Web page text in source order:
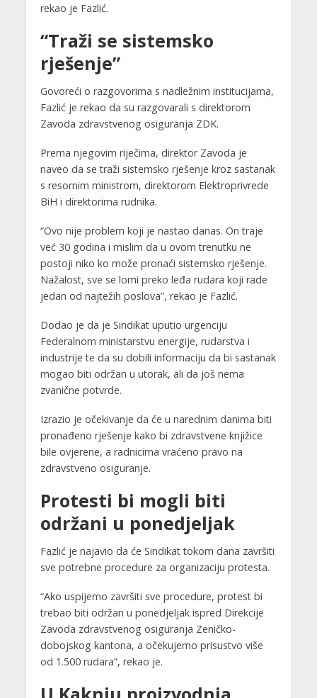
rekao je Fazlić.
“Traži se sistemsko
rješenje”
Govoreći o razgovorima s nadležnim institucijama,
Fazlić je rekao da su razgovarali s direktorom
Zavoda zdravstvenog osiguranja ZDK.
Prema njegovim riječima, direktor Zavoda je
naveo da se traži sistemsko rješenje kroz sastanak
s resornim ministrom, direktorom Elektroprivrede
BiH i direktorima rudnika.
“Ovo nije problem koji je nastao danas. On traje
već 30 godina i mislim da u ovom trenutku ne
postoji niko ko može pronaći sistemsko rješenje.
Nažalost, sve se lomi preko leđa rudara koji rade
jedan od najtežih poslova”, rekao je Fazlić.
Dodao je da je Sindikat uputio urgenciju
Federalnom ministarstvu energije, rudarstva i
industrije te da su dobili informaciju da bi sastanak
mogao biti održan u utorak, ali da još nema
zvanične potvrde.
Izrazio je očekivanje da će u narednim danima biti
pronađeno rješenje kako bi zdravstvene knjižice
bile ovjerene, a radnicima vraćeno pravo na
zdravstveno osiguranje.
Protesti bi mogli biti
održani u ponedjeljak
Fazlić je najavio da će Sindikat tokom dana završiti
sve potrebne procedure za organizaciju protesta.
“Ako uspijemo završiti sve procedure, protest bi
trebao biti održan u ponedjeljak ispred Direkcije
Zavoda zdravstvenog osiguranja Zeničko-
dobojskog kantona, a očekujemo prisustvo više
od 1.500 rudara”, rekao je.